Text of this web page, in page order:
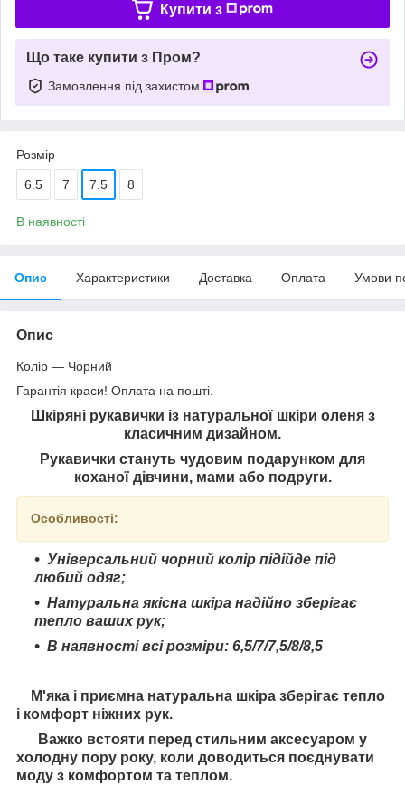
Купити з
Що таке купити з Пром?
Замовлення під захистом
Розмір
6.5 7 7.5 8
В наявності
Опис Характеристики Доставка Оплата Умови
Опис
Колір — Чорний
Гарантія краси! Оплата на пошті.
Шкіряні рукавички із натуральної шкіри оленя з
класичним дизайном.
Рукавички стануть чудовим подарунком для
коханої дівчини, мами або подруги.
Особливості:
Універсальний чорний колір підійде під
любий одяг;
Натуральна якісна шкіра надійно зберігає
тепло ваших рук;
В наявності всі розміри: 6,5/7/7,5/8/8,5
М'яка і приємна натуральна шкіра зберігає тепло
і комфорт ніжних рук.
Важко встояти перед стильним аксесуаром у
холодну пору року, коли доводиться поєднувати
моду з комфортом та теплом.